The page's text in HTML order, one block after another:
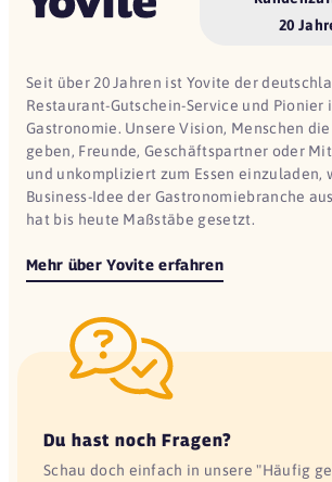
20
Seit über 20 Jahren ist Yovite der
Restaurant-Gutschein-Service und Pionier
Gastronomie. Unsere Vision, Menschen
geben, Freunde, Geschäftspartner oder
und unkompliziert zum Essen einzuladen,
Business-Idee der Gastronomiebranche
hat bis heute Maßstäbe gesetzt.
Mehr über Yovite erfahren
Du hast noch Fragen?
Schau doch einfach in unsere "Häufig